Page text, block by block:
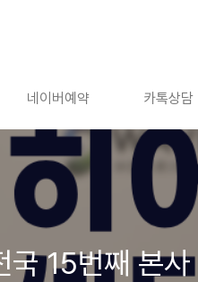
네이버예약 카톡상담
국 15번째 본